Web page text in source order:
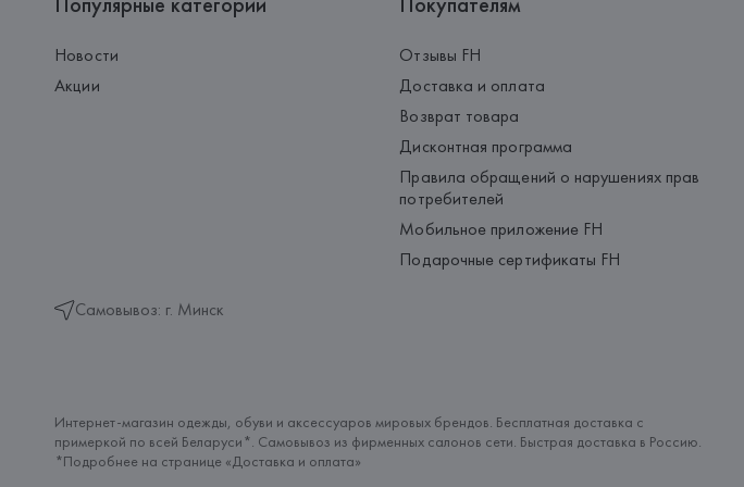
Новости
Акции
Самовывоз: г. Минск
Отзывы FH
Доставка и оплата
Возврат товара
Дисконтная программа
Правила обращений о нарушениях прав
потребителей
Мобильное приложение FH
Подарочные сертификаты FH
Интернет-магазин одежды, обуви и аксессуаров мировых брендов. Бесплатная доставка с
примеркой по всей Беларуси*. Самовывоз из фирменных салонов сети. Быстрая доставка в Россию.
*Подробнее на странице «Доставка и оплата»